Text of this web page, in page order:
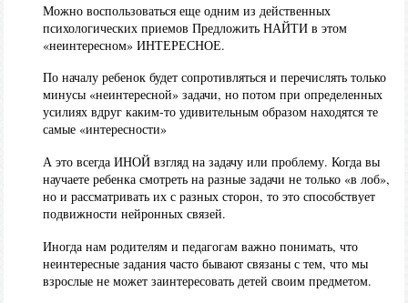
Можно воспользоваться еще одним из действенных
психологических приемов Предложить НАЙТИ в этом
«неинтересном» ИНТЕРЕСНОЕ.
По началу ребенок будет сопротивляться и перечислять только
минусы «неинтересной» задачи, но потом при определенных
усилиях вдруг каким-то удивительным образом находятся те
самые «интересности»
А это всегда ИНОЙ взгляд на задачу или проблему. Когда вы
научаете ребенка смотреть на разные задачи не только «в лоб»,
но и рассматривать их с разных сторон, то это способствует
подвижности нейронных связей.
Иногда нам родителям и педагогам важно понимать, что
неинтересные задания часто бывают связаны с тем, что мы
взрослые не может заинтересовать детей своим предметом.